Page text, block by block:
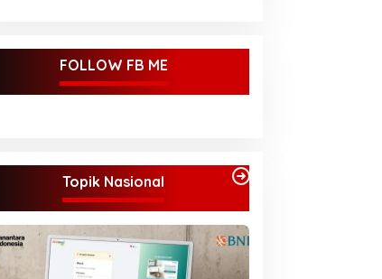
FOLLOW FB ME
Topik Nasional